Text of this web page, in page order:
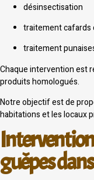
désinsectisation
traitement cafards
traitement
Chaque intervention est
produits homologués.
Notre objectif est de
habitations et les locaux
guêpes